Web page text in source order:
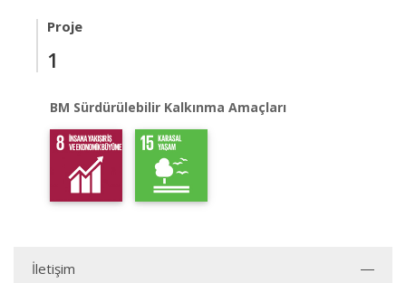
Proje
1
BM Sürdürülebilir Kalkınma Amaçları
İletişim